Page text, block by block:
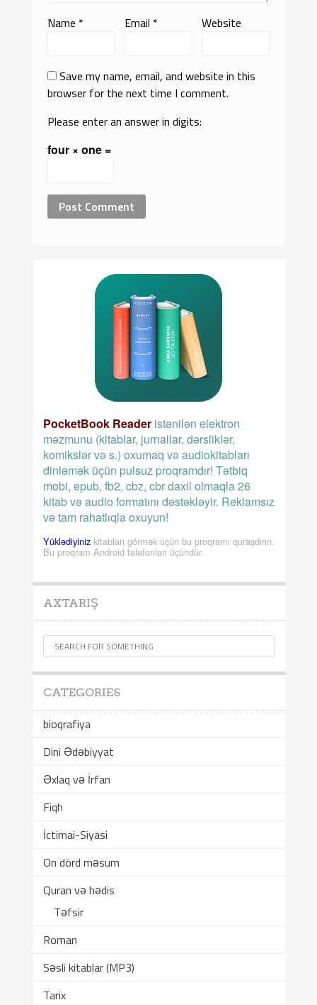
Name * Email * Website
Save my name, email, and website in this
browser for the next time I comment.
Please enter an answer in digits:
four × one =
PocketBook Readeristənilən elektron
məzmunu (kitablar, jurnallar, dərsliklər,
komikslər və s.) oxumaq və audiokitabları
dinləmək üçün pulsuz proqramdır! Tətbiq
mobi, epub, fb2, cbz, cbr daxil olmaqla 26
kitab və audio formatını dəstəkləyir. Reklamsız
və tam rahatlıqla oxuyun!
Yüklədiyinizkitabları görmək üçün bu proqramı quraşdırın.
Bu proqram Android telefonları üçündür.
AXTARIŞ
CATEGORIES
bioqrafiya
Dini Ədəbiyyat
Əxlaq və İrfan
Fiqh
İctimai-Siyasi
On dörd məsum
Quran və hədis
Təfsir
Roman
Səsli kitablar (MP3)
Tarix